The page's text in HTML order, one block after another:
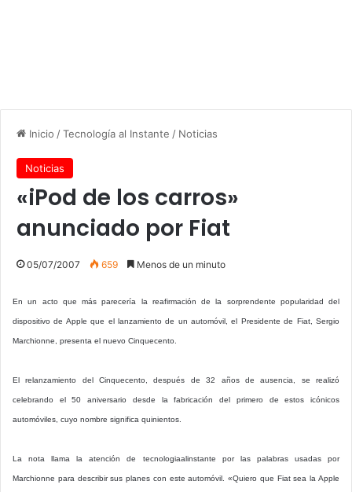
Inicio /Tecnología al Instante / Noticias
Noticias
«iPod de los carros»
anunciado por Fiat
05/07/2007 659 Menos de un minuto
En un acto que más parecería la reafirmación de la sorprendente popularidad del
dispositivo de Apple que el lanzamiento de un automóvil, el Presidente de Fiat, Sergio
Marchionne, presenta el nuevo Cinquecento.
El relanzamiento del Cinquecento, después de 32 años de ausencia, se realizó
celebrando el 50 aniversario desde la fabricación del primero de estos icónicos
automóviles, cuyo nombre significa quinientos.
La nota llama la atención de tecnologiaalinstante por las palabras usadas por
Marchionne para describir sus planes con este automóvil. «Quiero que Fiat sea la Apple